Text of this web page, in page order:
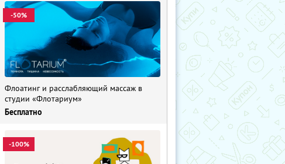
-50%
Флоатинг и расслабляющий массаж в
студии «Флотариум»
Бесплатно
-100%